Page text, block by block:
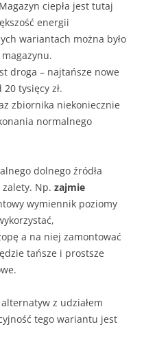
ciepła jest tutaj
energii
wariantach można było
droga – najtańsze nowe
tysięcy zł.
zbiornika niekoniecznie
normalnego
dolnego źródła
Np. zajmie
wymiennik poziomy
a na niej zamontować
tańsze i prostsze
z udziałem
tego wariantu jest